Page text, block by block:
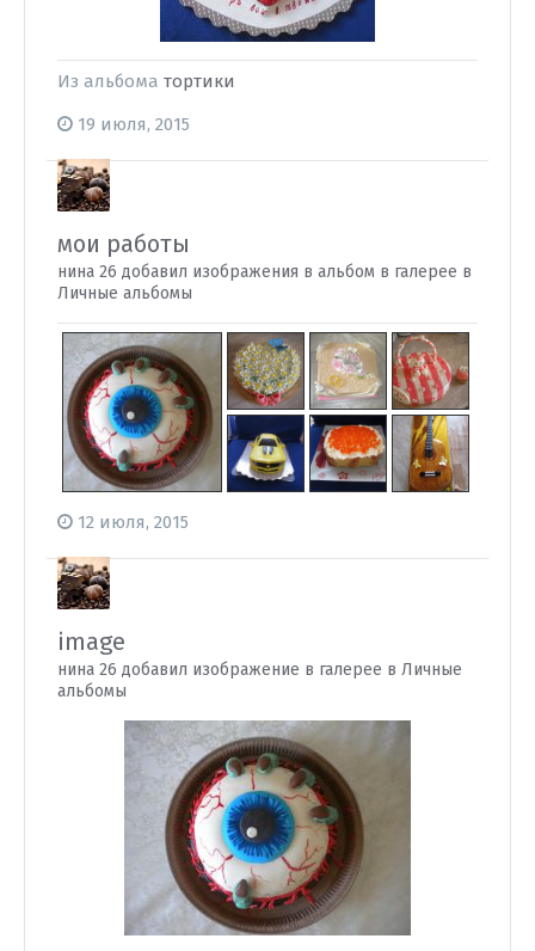
Из альбома тортики
19 июля, 2015
мои работы
нина 26 добавил изображения в альбом в галерее в
Личные альбомы
12 июля, 2015
image
нина 26 добавил изображение в галерее в Личные
альбомы